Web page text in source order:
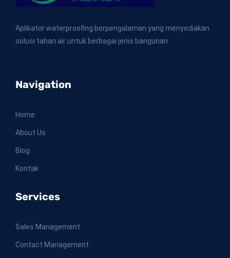
Aplikator waterproofing berpengalaman yang menyediakan
solusi tahan air untuk berbagai jenis bangunan
Navigation
Home
About Us
Blog
Kontak
Services
Sales Management
Contact Management